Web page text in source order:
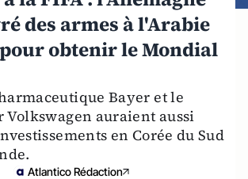
des armes à l'Arabie
obtenir le Mondial
Bayer et le
Volkswagen auraient aussi
en Corée du Sud
Atlantico Rédaction